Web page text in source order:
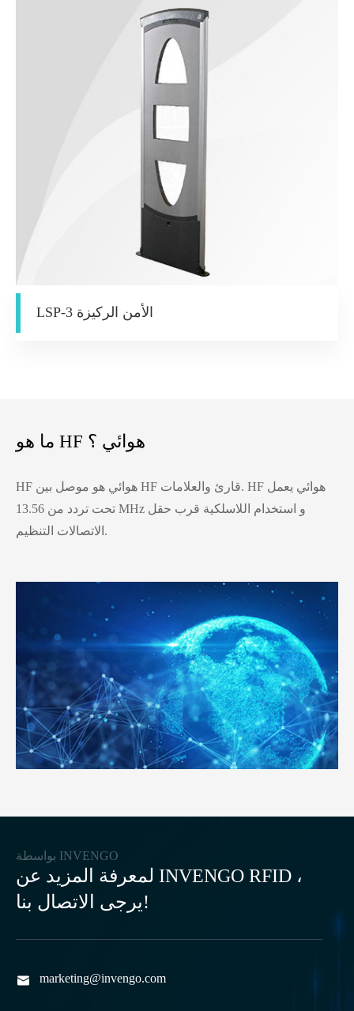
LSP-3 الأمن الركيزة
ما هو HF هوائي ؟
HF هوائي هو موصل بين HF قارئ والعلامات. HF هوائي يعمل
تحت تردد من 13.56 MHz و استخدام اللاسلكية قرب حقل
الاتصالات التنظيم.
بواسطة INVENGO
لمعرفة المزيد عن INVENGO RFID ،
يرجى الاتصال بنا!
 marketing@invengo.com